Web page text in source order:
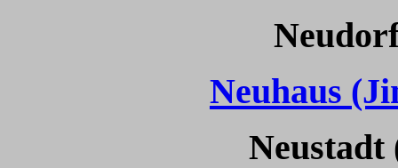
Neuhaus
Neustadt